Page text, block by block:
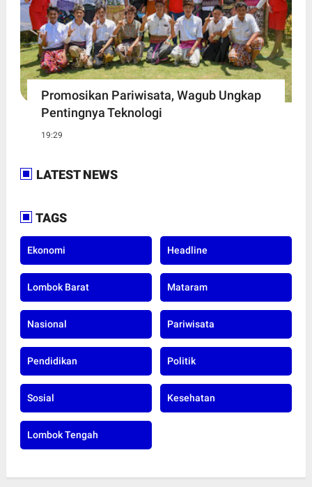
Promosikan Pariwisata, Wagub Ungkap
Pentingnya Teknologi
19:29
LATEST NEWS
TAGS
Ekonomi Headline
Lombok Barat Mataram
Nasional Pariwisata
Pendidikan Politik
Sosial Kesehatan
Lombok Tengah